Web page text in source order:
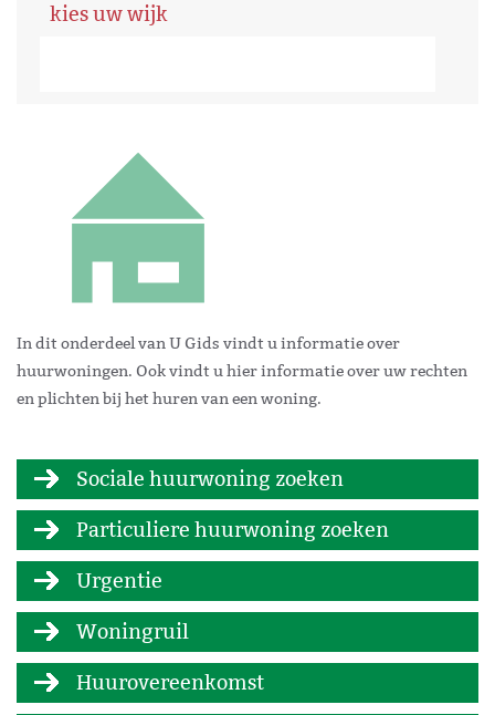
kies uw wijk
In dit onderdeel van U Gids vindt u informatie over
huurwoningen. Ook vindt u hier informatie over uw rechten
en plichten bij het huren van een woning.
Sociale huurwoning zoeken
Particuliere huurwoning zoeken
Urgentie
Woningruil
Huurovereenkomst